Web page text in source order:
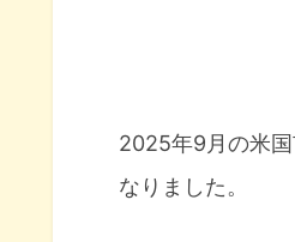
2025年9月の米
なりました。